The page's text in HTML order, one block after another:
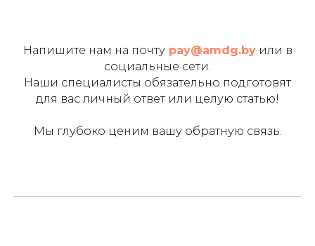
Напишите нам на почту pay@amdg.byили в
социальные сети.
Наши специалисты обязательно подготовят
для вас личный ответ или целую статью!
Мы глубоко ценим вашу обратную связь.